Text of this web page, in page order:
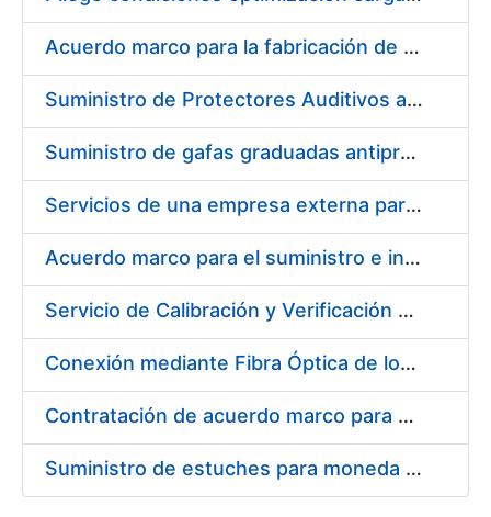
Erakutsi/Ezkutatu
Acuerdo marco para la fabricación de piezas
Suministro de Protectores Auditivos a medida para las personas trabajadoras de los Centros de Trabajo de Madrid y Burgos
Suministro de gafas graduadas antiproyecciones para los trabajadores de la FNMT-RCM en los centros de trabajo de Madrid y Burgos
Servicios de una empresa externa para el asesoramiento y resolución de los recursos de alzada que se presentan relacionados con procesos de selección para la FNMT-RCM
Acuerdo marco para el suministro e instalación de persianas, estores y otros complementos
Servicio de Calibración y Verificación Externa de los Equipos de Medición del Servicio de Prevención de la FNMT-RCM
Conexión mediante Fibra Óptica de los Centros de Proceso de Datos (CPDs) de las sedes de la FNMT-RCM de Burgos y Madrid
Contratación de acuerdo marco para el Suministro de Material de Electricidad para la Fábrica Nacional de Moneda y Timbre-Real Casa de la Moneda en su centro de trabajo de Burgos
Suministro de estuches para moneda de 30 €